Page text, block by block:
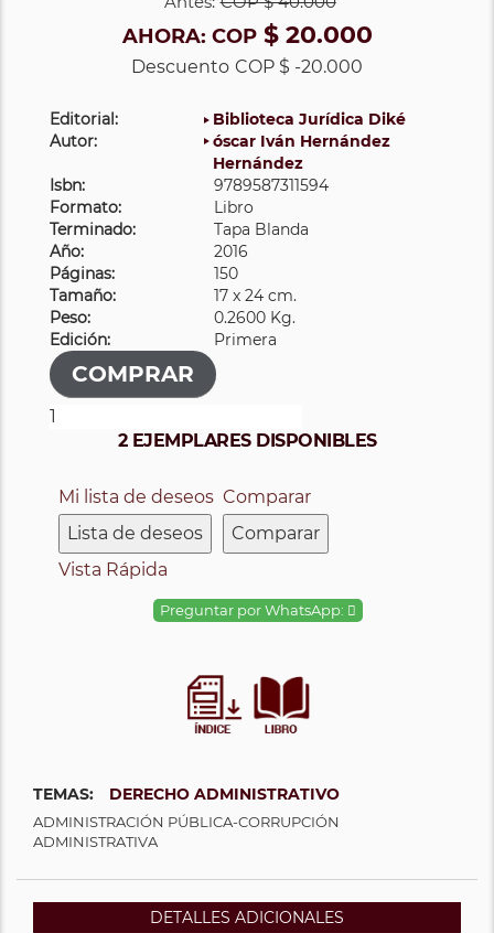
AHORA: COP$ 20.000
Descuento COP $ -20.000
Editorial:
Biblioteca Jurídica Diké
Autor:
óscar Iván Hernández
Hernández
Isbn:
9789587311594
Formato:
Libro
Terminado:
Tapa Blanda
Año:
2016
Páginas:
150
Tamaño:
17 x 24 cm.
Peso:
0.2600 Kg.
Edición:
Primera
2 EJEMPLARES DISPONIBLES
Mi lista de deseos
Lista de deseos
Comparar
Comparar
Vista Rápida
Preguntar por WhatsApp:
TEMAS: DERECHO ADMINISTRATIVO
ADMINISTRACIÓN PÚBLICA-CORRUPCIÓN
ADMINISTRATIVA
DETALLES ADICIONALES